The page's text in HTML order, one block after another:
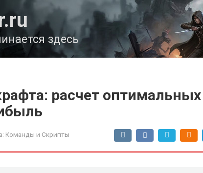
здесь
расчет оптимальных
Команды и Скрипты